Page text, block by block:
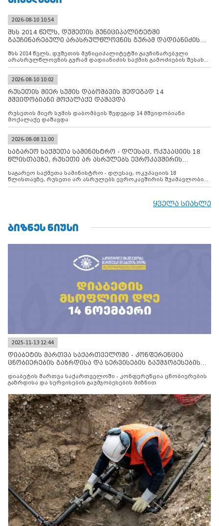
2026-08-10 10:54
შსს 2014 წელს, დუშეთის მუნიციპალიტეტში
გაუჩინარებული არასრულწლოვნის გურამ დადიანიძის
შსს 2014 წელს, დუშეთის მუნიციპალიტეტში გაუჩინარებული
არასრულწლოვნის გურამ დადიანიძის საქმის გამოძიების შესახებ
ინფორმაციას ავრცელებს
2026-08-10 10:02
რუსეთის მიერ სუმის დაბომბვის შედეგად 14
მშვიდობიანი მოქალაქე დაშავდა
რუსეთის მიერ სუმის დაბომბვის შედეგად 14 მშვიდობიანი
მოქალაქე დაშავდა
2026-08-08 11:00
საგარეო საქმეთა სამინისტრო - დღესაც, ოკუპაციის 18
წლისთავზე, რუსეთი არ ასრულებს ევროკავშირის
საგარეო საქმეთა სამინისტრო - დღესაც, ოკუპაციის 18
წლისთავზე, რუსეთი არ ასრულებს ევროკავშირის შუამავლობით
დადებულ 2008 წლის 12 აგვისტოს ცეცხლის შეწყვეტის
მილიტარიზაციის პროცესს და აქტიურად დგამს ნაბიჯებს მათი
ყველა სიახლე
ᲑᲘᲖᲜᲔᲡ ᲜᲘᲣᲡᲘ
2025-11-13 12:44
დიაბეტის მართვა საქართველოში - კონფერენცია
ცნობიერების გაზრდისა და სერვისების გაუმჯობესების
დიაბეტის მართვა საქართველოში - კონფერენცია ცნობიერების
გაზრდისა და სერვისების გაუმჯობესების მიზნით